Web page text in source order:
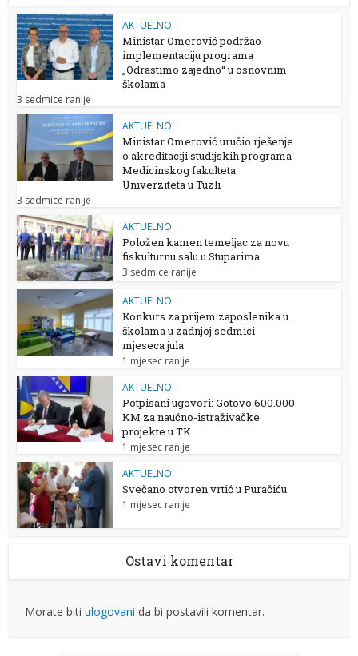
AKTUELNO
Ministar Omerović podržao
implementaciju programa
„Odrastimo zajedno“ u osnovnim
školama
3 sedmice ranije
AKTUELNO
Ministar Omerović uručio rješenje
o akreditaciji studijskih programa
Medicinskog fakulteta
Univerziteta u Tuzli
3 sedmice ranije
AKTUELNO
Položen kamen temeljac za novu
fiskulturnu salu u Stuparima
3 sedmice ranije
AKTUELNO
Konkurs za prijem zaposlenika u
školama u zadnjoj sedmici
mjeseca jula
1 mjesec ranije
AKTUELNO
Potpisani ugovori: Gotovo 600.000
KM za naučno-istraživačke
projekte u TK
1 mjesec ranije
AKTUELNO
Svečano otvoren vrtić u Puračiću
1 mjesec ranije
Ostavi komentar
Morate bitiulogovani da bi postavili komentar.